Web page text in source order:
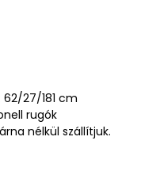
27/181 cm
rugók
nélkül szállítjuk.